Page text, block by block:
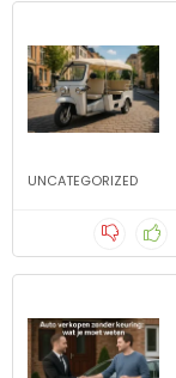
UNCATEGORIZED